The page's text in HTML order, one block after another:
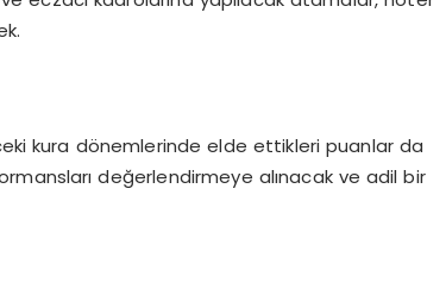
kura dönemlerinde elde ettikleri puanlar da
değerlendirmeye alınacak ve adil bir